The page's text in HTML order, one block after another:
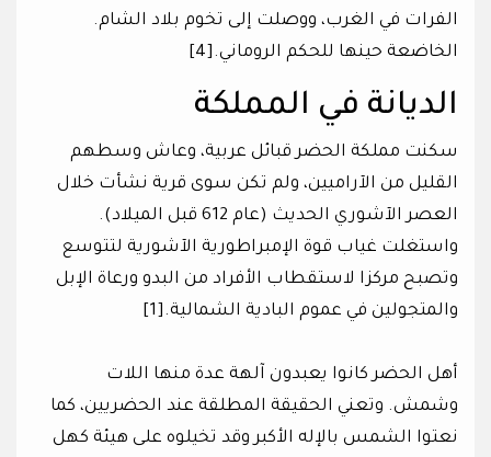
الفرات في الغرب، ووصلت إلى تخوم بلاد الشام.
الخاضعة حينها للحكم الروماني.[4]
الديانة في المملكة
سكنت مملكة الحضر قبائل عربية، وعاش وسطهم
القليل من الآراميين، ولم تكن سوى قرية نشأت خلال
العصر الآشوري الحديث (عام 612 قبل الميلاد).
واستغلت غياب قوة الإمبراطورية الآشورية لتتوسع
وتصبح مركزا لاستقطاب الأفراد من البدو ورعاة الإبل
والمتجولين في عموم البادية الشمالية.[1]
أهل الحضر كانوا يعبدون آلهة عدة منها اللات
وشمش. وتعني الحقيقة المطلقة عند الحضريين، كما
نعتوا الشمس بالإله الأكبر وقد تخيلوه على هيئة كهل